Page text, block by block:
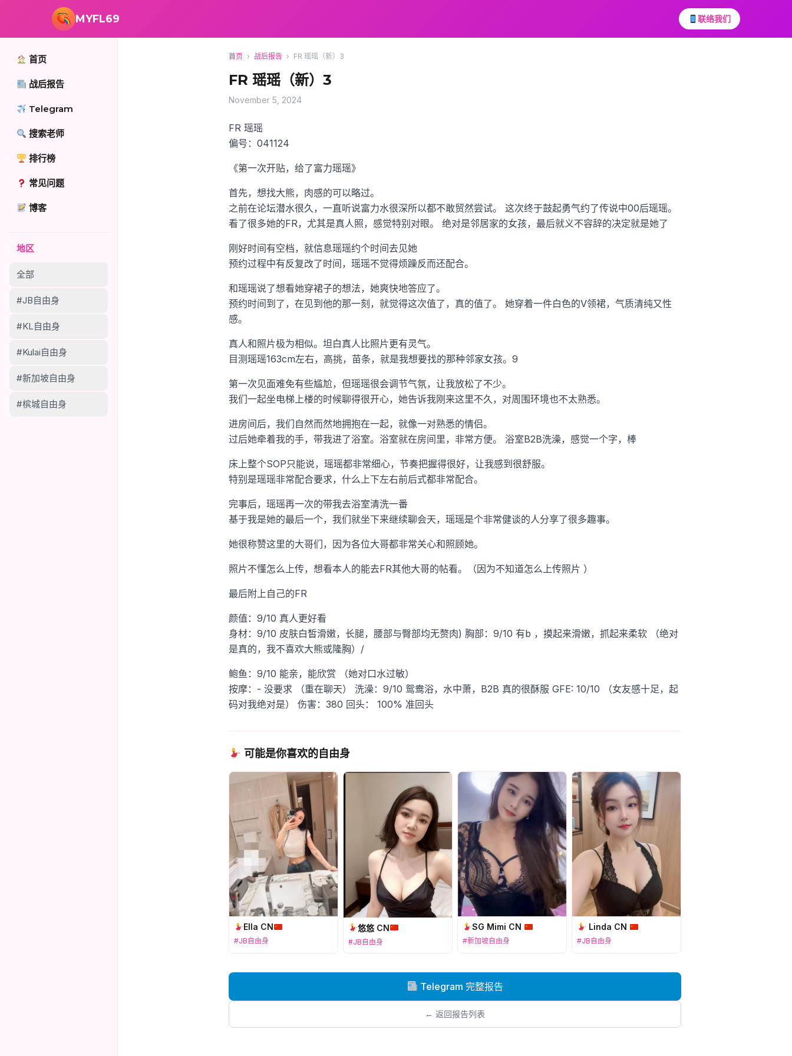
跳转到主要内容
MYFL69 联络我们
首页
战后报告
Telegram
搜索老师
排行榜
常见问题
博客
地区
全部
#JB自由身
#KL自由身
#Kulai自由身
#新加坡自由身
#槟城自由身
首页 › 战后报告 › FR 瑶瑶（新）3
FR 瑶瑶（新）3
November 5, 2024
FR 瑶瑶
偏号：041124
《第一次开贴，给了富力瑶瑶》
首先，想找大熊，肉感的可以略过。
之前在论坛潜水很久，一直听说富力水很深所以都不敢贸然尝试。
这次终于鼓起勇气约了传说中00后瑶瑶。
看了很多她的FR，尤其是真人照，感觉特别对眼。
绝对是邻居家的女孩，最后就义不容辞的决定就是她了
刚好时间有空档，就信息瑶瑶约个时间去见她
预约过程中有反复改了时间，瑶瑶不觉得烦躁反而还配合。
和瑶瑶说了想看她穿裙子的想法，她爽快地答应了。
预约时间到了，在见到他的那一刻，就觉得这次值了，真的值了。
她穿着一件白色的V领裙，气质清纯又性
感。
真人和照片极为相似。坦白真人比照片更有灵气。
目测瑶瑶163cm左右，高挑，苗条，就是我想要找的那种邻家女孩。9
第一次见面难免有些尴尬，但瑶瑶很会调节气氛，让我放松了不少。
我们一起坐电梯上楼的时候聊得很开心，她告诉我刚来这里不久，对周围环境也不太熟悉。
进房间后，我们自然而然地拥抱在一起，就像一对熟悉的情侣。
过后她牵着我的手，带我进了浴室。浴室就在房间里，非常方便。
浴室B2B洗澡，感觉一个字，棒
床上整个SOP只能说，瑶瑶都非常细心，节奏把握得很好，让我感到很舒服。
特别是瑶瑶非常配合要求，什么上下左右前后式都非常配合。
完事后，瑶瑶再一次的带我去浴室清洗一番
基于我是她的最后一个，我们就坐下来继续聊会天，瑶瑶是个非常健谈的人分享了很多趣事。
她很称赞这里的大哥们，因为各位大哥都非常关心和照顾她。
照片不懂怎么上传，想看本人的能去FR其他大哥的帖看。（因为不知道怎么上传照片 ）
最后附上自己的FR
颜值：9/10 真人更好看
身材：9/10 皮肤白皙滑嫩，长腿，腰部与臀部均无赘肉) 胸部：9/10 有b ，摸起来滑嫩，抓起来柔软 （绝对
是真的，我不喜欢大熊或隆胸）/
鲍鱼：9/10 能亲，能欣赏 （她对口水过敏）
按摩：- 没要求 （重在聊天）
洗澡：9/10 鸳鸯浴，水中萧，B2B 真的很酥服 GFE: 10/10 （女友感十足，起
码对我绝对是）
伤害：380 回头： 100% 准回头
可能是你喜欢的自由身
Ella CN
#JB自由身
悠悠 CN
#JB自由身
SG Mimi CN
#新加坡自由身
Linda CN
#JB自由身
Telegram 完整报告
← 返回报告列表